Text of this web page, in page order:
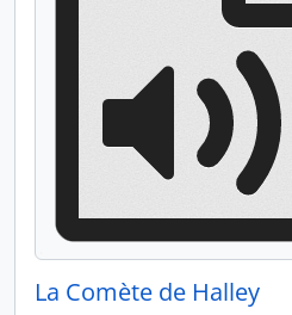
La Comète de Halley